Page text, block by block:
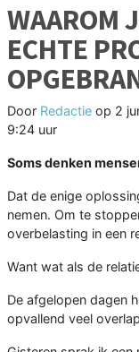
WAAROM
ECHTE
Door Redactie op 2
9:24 uur
Soms denken
Dat de enige
nemen. Om te
overbelasting in een
Want wat als de
De afgelopen dagen
opvallend veel